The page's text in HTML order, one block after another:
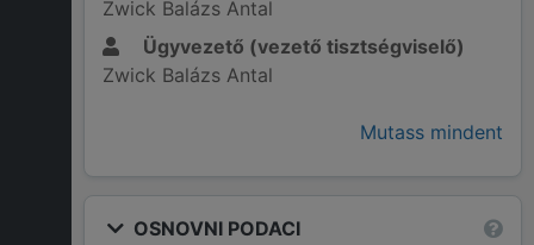
Zwick Balázs Antal
Ügyvezető (vezető tisztségviselő)
Zwick Balázs Antal
Mutass mindent
OSNOVNI PODACI